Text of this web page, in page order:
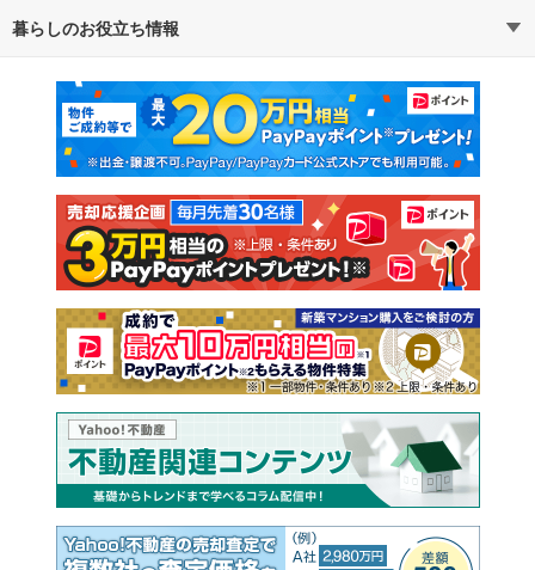
通勤・通学時間から探す
不動産・住宅
新築マンション 中古マンション
新築一戸建て 中古一戸建て
注文住宅 土地
売却査定
暮らしのお役立ち情報
マンションカタログ 教えて！住まいの先生